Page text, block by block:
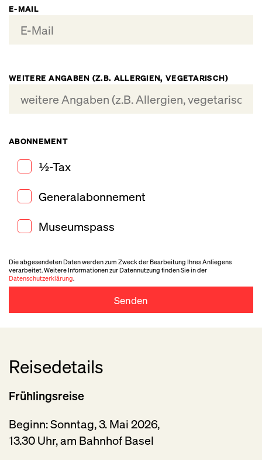
E-MAIL
WEITERE ANGABEN (Z.B. ALLERGIEN, VEGETARISCH)
ABONNEMENT
½-Tax
Generalabonnement
Museumspass
Die abgesendeten Daten werden zum Zweck der Bearbeitung Ihres Anliegens
verarbeitet. Weitere Informationen zur Datennutzung finden Sie in der
Datenschutzerklärung.
Senden
Reisedetails
Frühlingsreise
Beginn: Sonntag, 3. Mai 2026,
13.30 Uhr, am Bahnhof Basel